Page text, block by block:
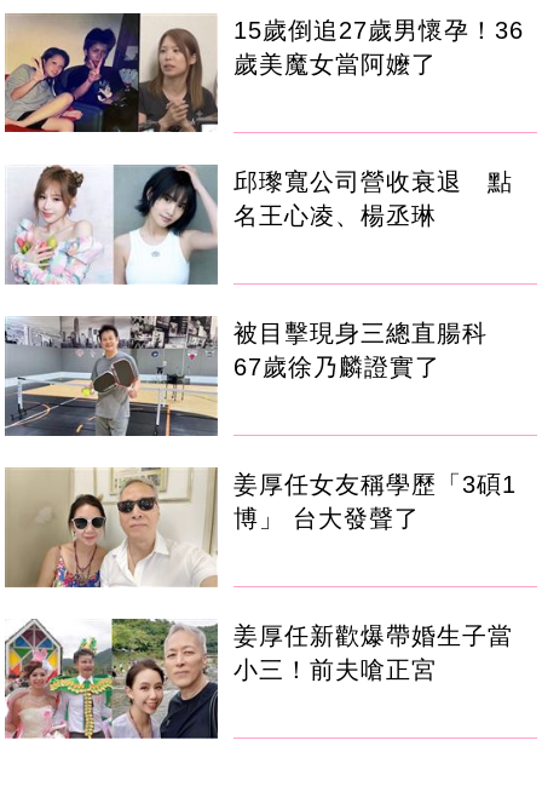
15歲倒追27歲男懷孕！36
歲美魔女當阿嬤了
邱瓈寬公司營收衰退 點
名王心凌、楊丞琳
被目擊現身三總直腸科
67歲徐乃麟證實了
姜厚任女友稱學歷「3碩1
博」 台大發聲了
姜厚任新歡爆帶婚生子當
小三！前夫嗆正宮